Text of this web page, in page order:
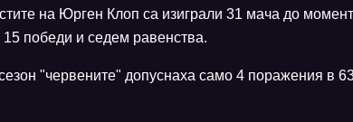
на Юрген Клоп са изиграли 31 мача до
победи и седем равенства.
"червените" допуснаха само 4 поражения в